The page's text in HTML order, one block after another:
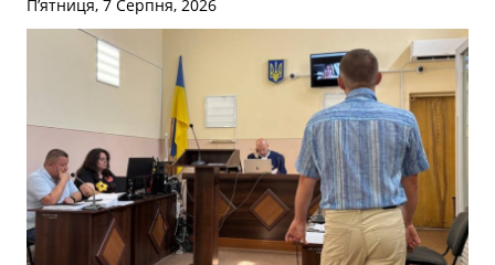
П’ятниця, 7 Серпня, 2026